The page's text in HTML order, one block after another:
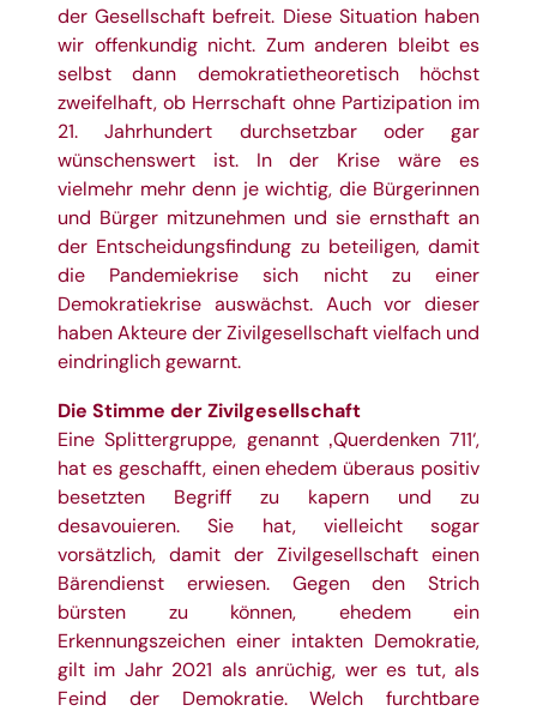
der Gesellschaft befreit. Diese Situation haben
wir offenkundig nicht. Zum anderen bleibt es
selbst dann demokratietheoretisch höchst
zweifelhaft, ob Herrschaft ohne Partizipation im
21. Jahrhundert durchsetzbar oder gar
wünschenswert ist. In der Krise wäre es
vielmehr mehr denn je wichtig, die Bürgerinnen
und Bürger mitzunehmen und sie ernsthaft an
der Entscheidungsfindung zu beteiligen, damit
die Pandemiekrise sich nicht zu einer
Demokratiekrise auswächst. Auch vor dieser
haben Akteure der Zivilgesellschaft vielfach und
eindringlich gewarnt.
Die Stimme der Zivilgesellschaft
Eine Splittergruppe, genannt ‚Querdenken 711‘,
hat es geschafft, einen ehedem überaus positiv
besetzten Begriff zu kapern und zu
desavouieren. Sie hat, vielleicht sogar
vorsätzlich, damit der Zivilgesellschaft einen
Bärendienst erwiesen. Gegen den Strich
bürsten zu können, ehedem ein
Erkennungszeichen einer intakten Demokratie,
gilt im Jahr 2021 als anrüchig, wer es tut, als
Feind der Demokratie. Welch furchtbare